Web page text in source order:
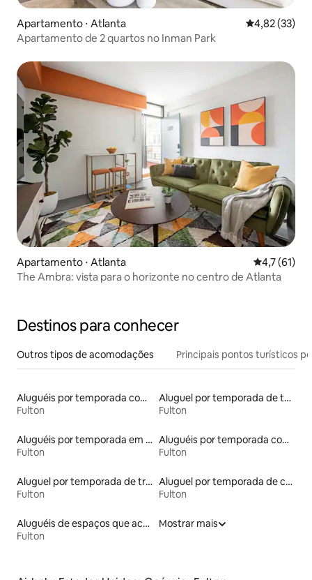
Apartamento ⋅ Atlanta 4,82 de uma
4,82 (33)
Apartamento de 2 quartos no Inman Park
Apartamento ⋅ Atlanta 4,7 de uma
4,7 (61)
The Ambra: vista para o horizonte no centro de Atlanta
Destinos para conhecer
Outros tipos de acomodações Principais pontos turísticos
Aluguéis por temporada com sauna
Fulton
Aluguel por temporada de townhouses
Fulton
Aluguéis por temporada em acampamentos
Fulton
Aluguéis por temporada com banheira
Fulton
Aluguel por temporada de trailers
Fulton
Aluguel por temporada de casas de hóspedes
Fulton
Aluguéis de espaços que aceitam animais de estimação
Fulton
Mostrar mais